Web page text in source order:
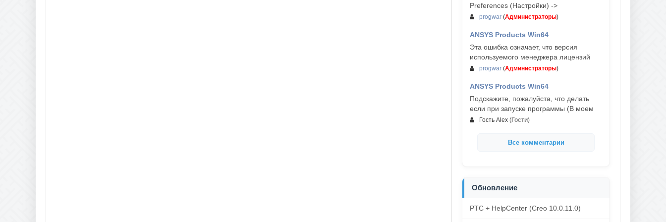
Preferences (Настройки) ->
progwar (Администраторы)
ANSYS Products Win64
Эта ошибка означает, что версия
используемого менеджера лицензий
progwar (Администраторы)
ANSYS Products Win64
Подскажите, пожалуйста, что делать
если при запуске программы (В моем
Гость Alex (Гости)
Все комментарии
Обновление
PTC + HelpCenter (Creo 10.0.11.0)